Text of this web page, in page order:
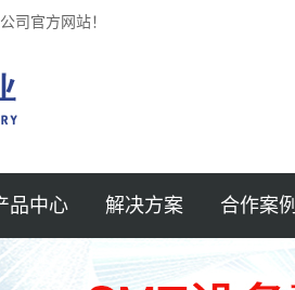
司官方网站！
品中心
贴片机
解决方案
半导体封装
合作案例